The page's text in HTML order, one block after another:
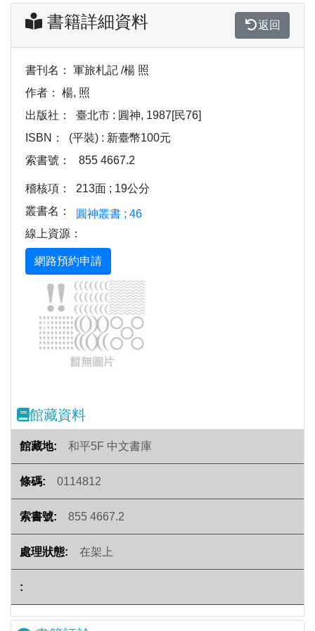
書籍詳細資料 返回
書刊名：
軍旅札記 /楊 照
作者：
楊, 照
出版社：
臺北市 : 圓神, 1987[民76]
ISBN：
(平裝) : 新臺幣100元
索書號：
855 4667.2
稽核項：
213面 ; 19公分
叢書名：
圓神叢書 ; 46
線上資源：
Previous
館藏資料
和平5F 中文書庫
0114812
855 4667.2
在架上